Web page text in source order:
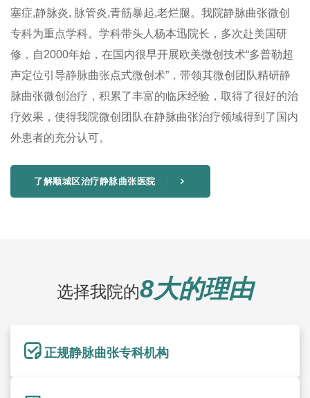
塞症,静脉炎, 脉管炎,青筋暴起,老烂腿。我院静脉曲张微创
专科为重点学科。学科带头人杨本迅院长，多次赴美国研
修，自2000年始，在国内很早开展欧美微创技术“多普勒超
声定位引导静脉曲张点式微创术”，带领其微创团队精研静
脉曲张微创治疗，积累了丰富的临床经验，取得了很好的治
疗效果，使得我院微创团队在静脉曲张治疗领域得到了国内
外患者的充分认可。
了解顺城区治疗静脉曲张医院
选择我院的8大的理由
正规静脉曲张专科机构